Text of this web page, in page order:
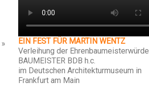
»
EIN FEST FÜR MARTIN WENTZ
Verleihung der Ehrenbaumeisterwürde
BAUMEISTER BDB h.c.
im Deutschen Architekturmuseum in
Frankfurt am Main